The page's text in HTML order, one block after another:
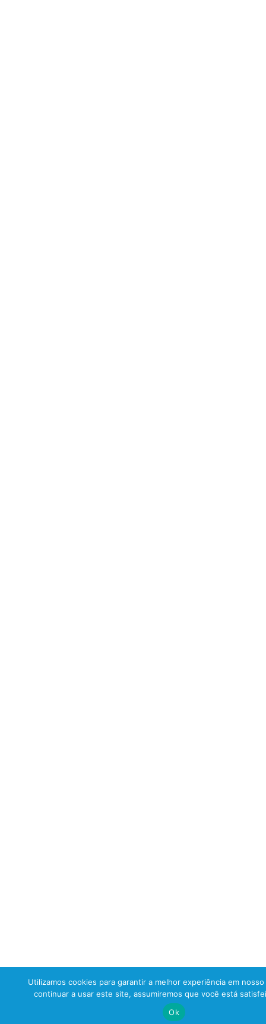
Utilizamos cookies para garantir a melhor experiência em
continuar a usar este site, assumiremos que você está
Ok